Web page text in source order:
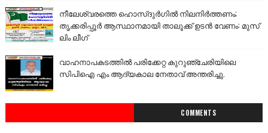
നീലേശ്വരത്തെ ഹൊസ്ദുർഗിൽ നിലനിർത്തണം;
തൃക്കരിപ്പൂർ ആസ്ഥാനമായി താലൂക്ക് ഉടൻ വേണം: മുസ്
ലിം ലീഗ്
വാഹനാപകടത്തിൽ പരിക്കേറ്റ കുറുഞ്ചേരിയിലെ
സിപിഐ എം ആദ്യകാല നേതാവ് അന്തരിച്ചു.
COMMENTS